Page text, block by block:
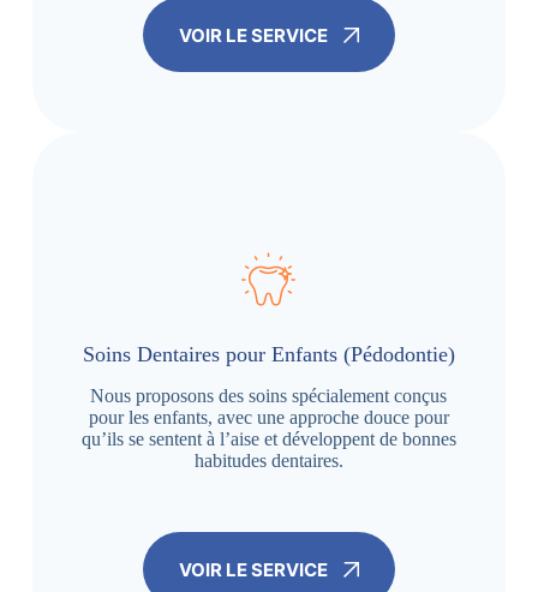
VOIR LE SERVICE
Soins Dentaires pour Enfants (Pédodontie)
Nous proposons des soins spécialement conçus
pour les enfants, avec une approche douce pour
qu’ils se sentent à l’aise et développent de bonnes
habitudes dentaires.
VOIR LE SERVICE